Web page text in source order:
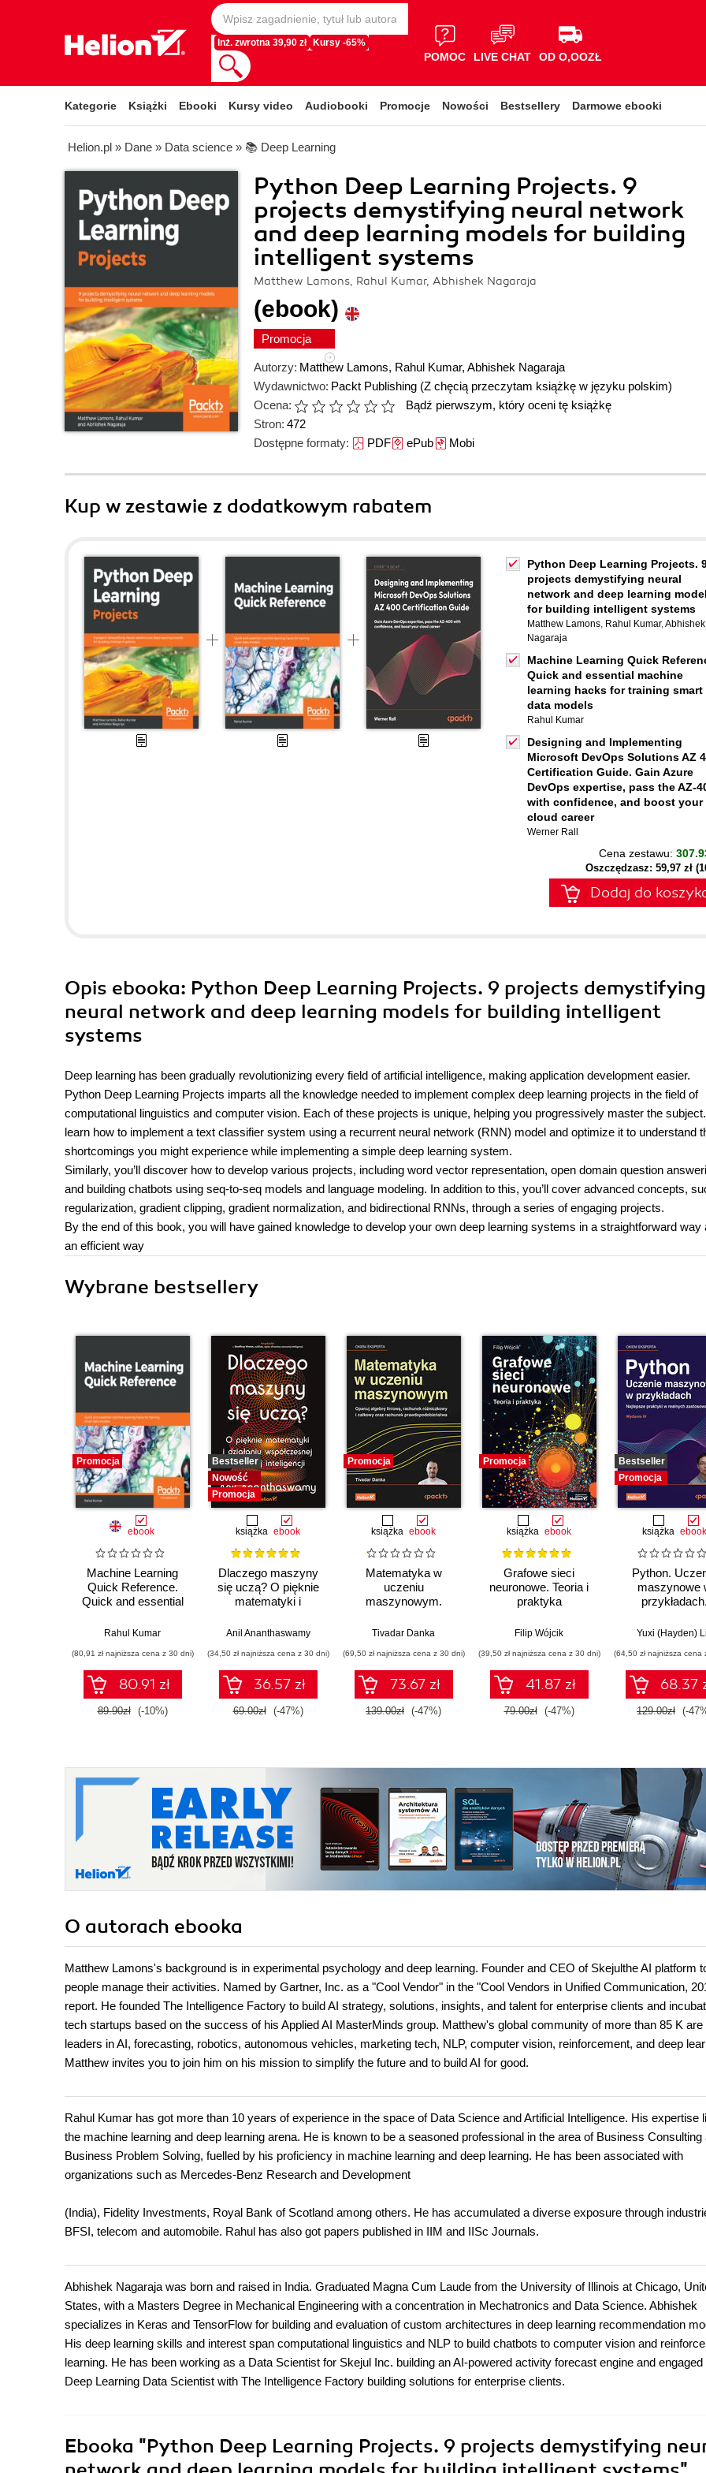
Inż. zwrotna 39,90 zł Kursy -65%
POMOC LIVE CHAT OD O,OOZŁ
Kategorie Książki Ebooki Kursy video Audiobooki Promocje Nowości Bestsellery Darmowe ebooki
Helion.pl » Dane » Data science » 📚 Deep Learning
Python Deep Learning Projects. 9
projects demystifying neural network
and deep learning models for building
intelligent systems
Matthew Lamons, Rahul Kumar, Abhishek Nagaraja
(ebook)
Promocja
Autorzy: Matthew Lamons, Rahul Kumar, Abhishek Nagaraja
Wydawnictwo: Packt Publishing (Z chęcią przeczytam książkę w języku polskim)
Ocena:
Bądź pierwszym, który oceni tę książkę
Stron: 472
Dostępne formaty: PDFePubMobi
Kup w zestawie z dodatkowym rabatem
Python Deep Learning Projects.
projects demystifying neural
network and deep learning
for building intelligent systems
Matthew Lamons, Rahul Kumar,Abhishek
Nagaraja
Machine Learning Quick
Quick and essential machine
learning hacks for training smart
data models
Rahul Kumar
Designing and Implementing
Microsoft DevOps Solutions AZ
Certification Guide. Gain Azure
DevOps expertise, pass the AZ-
with confidence, and boost your
cloud career
Werner Rall
Cena zestawu:
Oszczędzasz: 59,97 zł
Dodaj do
Opis ebooka: Python Deep Learning Projects. 9 projects demystifying
neural network and deep learning models for building intelligent
systems
Deep learning has been gradually revolutionizing every field of artificial intelligence, making application development easier.
Python Deep Learning Projects imparts all the knowledge needed to implement complex deep learning projects in the field of
computational linguistics and computer vision. Each of these projects is unique, helping you progressively master the subject.
learn how to implement a text classifier system using a recurrent neural network (RNN) model and optimize it to understand
shortcomings you might experience while implementing a simple deep learning system.
Similarly, you’ll discover how to develop various projects, including word vector representation, open domain question
and building chatbots using seq-to-seq models and language modeling. In addition to this, you’ll cover advanced concepts,
regularization, gradient clipping, gradient normalization, and bidirectional RNNs, through a series of engaging projects.
By the end of this book, you will have gained knowledge to develop your own deep learning systems in a straightforward way
an efficient way
Wybrane bestsellery
Promocja
ebook
Machine Learning
Quick Reference.
Quick and essential
hacks for training
Rahul Kumar
(80,91 zł najniższa cena z 30 dni)
80.91 zł
89.90zł (-10%)
Bestseller
Nowość
Promocja
książka ebook
Dlaczego maszyny
się uczą? O pięknie
matematyki i
współczesnej
Anil Ananthaswamy
(34,50 zł najniższa cena z 30 dni)
36.57 zł
69.00zł (-47%)
Promocja
książka ebook
Matematyka w
uczeniu
maszynowym.
liniową, rachunek
całkowy oraz
rachunek
prawdopodobieństwa
Tivadar Danka
(69,50 zł najniższa cena z 30 dni)
73.67 zł
139.00zł (-47%)
Promocja
książka ebook
Grafowe sieci
neuronowe. Teoria i
praktyka
Filip Wójcik
(39,50 zł najniższa cena z 30 dni)
41.87 zł
79.00zł (-47%)
Bestseller
Promocja
książka ebook
Python.
maszynowe
przykładach.
realnych
Wydanie IV
Yuxi (Hayden)
(64,50 zł najniższa cena
68.37
129.00zł (-
O autorach ebooka
Matthew Lamons's background is in experimental psychology and deep learning. Founder and CEO of Skejulthe AI platform
people manage their activities. Named by Gartner, Inc. as a "Cool Vendor" in the "Cool Vendors in Unified Communication,
report. He founded The Intelligence Factory to build AI strategy, solutions, insights, and talent for enterprise clients and
tech startups based on the success of his Applied AI MasterMinds group. Matthew's global community of more than 85 K are
leaders in AI, forecasting, robotics, autonomous vehicles, marketing tech, NLP, computer vision, reinforcement, and deep
Matthew invites you to join him on his mission to simplify the future and to build AI for good.
Rahul Kumar has got more than 10 years of experience in the space of Data Science and Artificial Intelligence. His expertise
the machine learning and deep learning arena. He is known to be a seasoned professional in the area of Business Consulting
Business Problem Solving, fuelled by his proficiency in machine learning and deep learning. He has been associated with
organizations such as Mercedes-Benz Research and Development
(India), Fidelity Investments, Royal Bank of Scotland among others. He has accumulated a diverse exposure through
BFSI, telecom and automobile. Rahul has also got papers published in IIM and IISc Journals.
Abhishek Nagaraja was born and raised in India. Graduated Magna Cum Laude from the University of Illinois at Chicago,
States, with a Masters Degree in Mechanical Engineering with a concentration in Mechatronics and Data Science. Abhishek
specializes in Keras and TensorFlow for building and evaluation of custom architectures in deep learning recommendation
His deep learning skills and interest span computational linguistics and NLP to build chatbots to computer vision and
learning. He has been working as a Data Scientist for Skejul Inc. building an AI-powered activity forecast engine and engaged
Deep Learning Data Scientist with The Intelligence Factory building solutions for enterprise clients.
Ebooka "Python Deep Learning Projects. 9 projects demystifying